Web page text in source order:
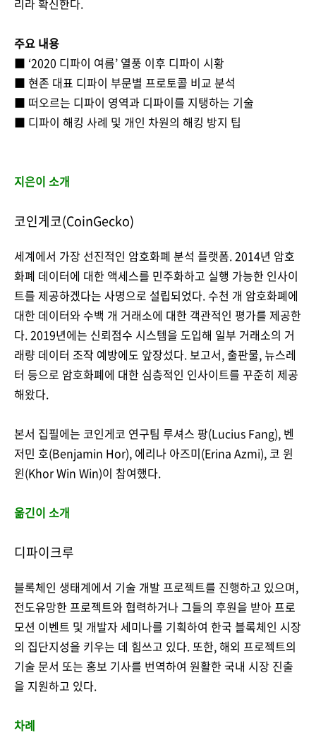
주요 내용
■ ‘2020 디파이 여름’ 열풍 이후 디파이 시황
■ 현존 대표 디파이 부문별 프로토콜 비교 분석
■ 떠오르는 디파이 영역과 디파이를 지탱하는 기술
■ 디파이 해킹 사례 및 개인 차원의 해킹 방지 팁
지은이 소개
코인게코(CoinGecko)
세계에서 가장 선진적인 암호화폐 분석 플랫폼. 2014년 암호
화폐 데이터에 대한 액세스를 민주화하고 실행 가능한 인사이
트를 제공하겠다는 사명으로 설립되었다. 수천 개 암호화폐에
대한 데이터와 수백 개 거래소에 대한 객관적인 평가를 제공한
다. 2019년에는 신뢰점수 시스템을 도입해 일부 거래소의 거
래량 데이터 조작 예방에도 앞장섰다. 보고서, 출판물, 뉴스레
터 등으로 암호화폐에 대한 심층적인 인사이트를 꾸준히 제공
해왔다.
본서 집필에는 코인게코 연구팀 루셔스 팡(Lucius Fang), 벤
저민 호(Benjamin Hor), 에리나 아즈미(Erina Azmi), 코 윈
윈(Khor Win Win)이 참여했다.
옮긴이 소개
디파이크루
블록체인 생태계에서 기술 개발 프로젝트를 진행하고 있으며,
전도유망한 프로젝트와 협력하거나 그들의 후원을 받아 프로
모션 이벤트 및 개발자 세미나를 기획하여 한국 블록체인 시장
의 집단지성을 키우는 데 힘쓰고 있다. 또한, 해외 프로젝트의
기술 문서 또는 홍보 기사를 번역하여 원활한 국내 시장 진출
을 지원하고 있다.
차례